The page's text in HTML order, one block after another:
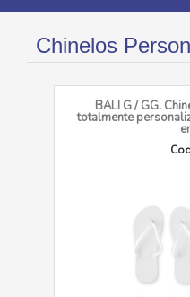
Chinelos
BALI G / GG.
totalmente